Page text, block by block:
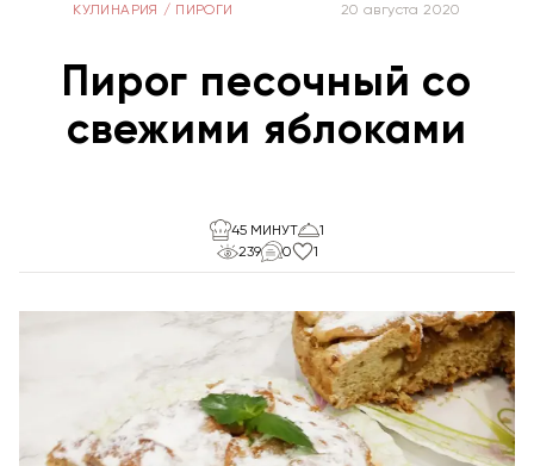
КУЛИНАРИЯ / ПИРОГИ 20 августа 2020
Пирог песочный со
свежими яблоками
45 МИНУТ
1
239
0 1